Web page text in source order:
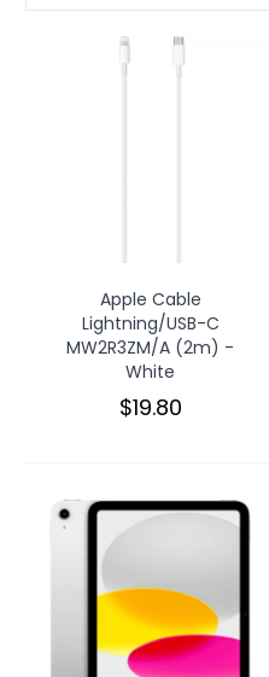
Apple Cable
Lightning/USB-C
MW2R3ZM/A (2m) -
White
$19.80